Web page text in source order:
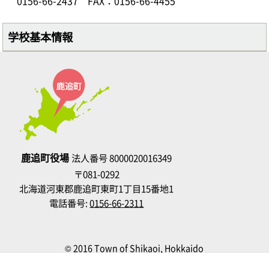
学校基本情報
鹿追町役場法人番号 8000020016349
〒081-0292
北海道河東郡鹿追町東町1丁目15番地1
電話番号:0156-66-2311
© 2016 Town of Shikaoi, Hokkaido